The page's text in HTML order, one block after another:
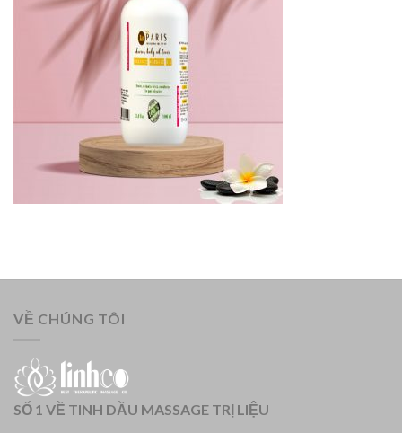
VỀ CHÚNG TÔI
SỐ 1 VỀ TINH DẦU MASSAGE TRỊ LIỆU